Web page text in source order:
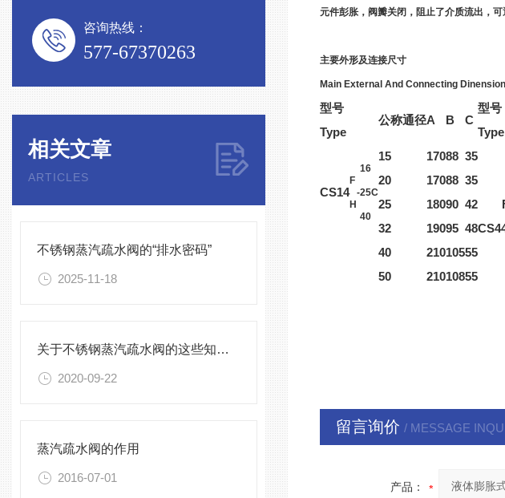
咨询热线：
577-67370263
相关文章
ARTICLES
不锈钢蒸汽疏水阀的“排水密码”
2025-11-18
关于不锈钢蒸汽疏水阀的这些知识点，您真的都知道
2020-09-22
蒸汽疏水阀的作用
2016-07-01
元件彭胀，阀瓣关闭，阻止了介质流出，
主要外形及连接尺寸
Main External And Connecting Dinension
型号
Type
公称通径A B C
型号
Type
CS14
F
H
-
16
C
25
40
15 17088 35
F
20
17088 35
25
18090 42
32
19095 48
40
21010555
50
21010855
留言询价 / MESSAGE
产品：